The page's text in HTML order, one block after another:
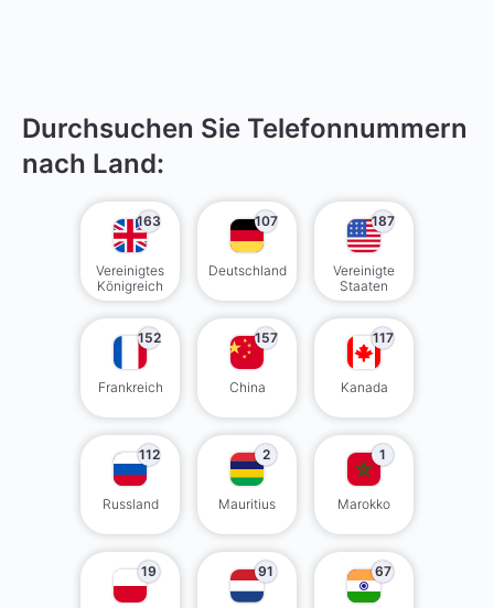
Durchsuchen Sie Telefonnummern
nach Land:
163
Vereinigtes
Königreich
107
Deutschland
187
Vereinigte
Staaten
152
Frankreich
157
China
117
Kanada
112
Russland
2
Mauritius
1
Marokko
19 91 67